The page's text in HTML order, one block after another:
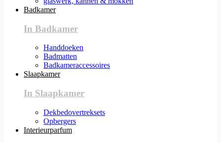
Badkamer
In Badkamer
Handdoeken
Badmatten
Badkameraccessoires
Slaapkamer
In Slaapkamer
Dekbedovertreksets
Opbergers
Interieurparfum